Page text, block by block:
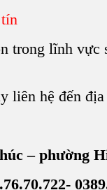
trong lĩnh
liên hệ đến
– phường